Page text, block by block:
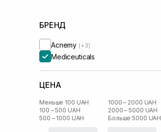
БРЕНД
Acnemy (+3)
Mediceuticals
ЦЕНА
Меньше 100 UAH
100 – 500 UAH
500 – 1000 UAH
1000 – 2000 UAH
2000 – 5000 UAH
Больше 5000 UAH